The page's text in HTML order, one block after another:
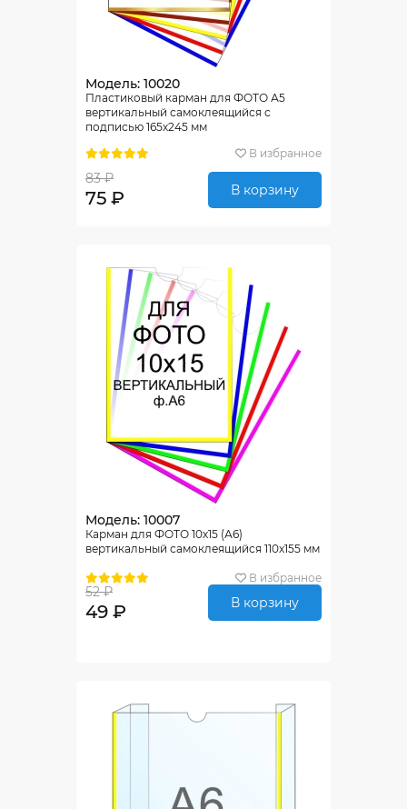
Модель: 10020
Пластиковый карман для ФОТО А5
вертикальный самоклеящийся с
подписью 165х245 мм
В избранное
83 ₽
75 ₽ В корзину
Модель: 10007
Карман для ФОТО 10х15 (А6)
вертикальный самоклеящийся 110х155 мм
В избранное
52 ₽
49 ₽ В корзину